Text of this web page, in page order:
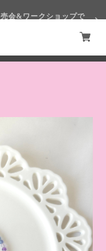
会&ワークショップで